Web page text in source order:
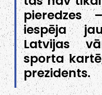
iespēja
Latvijas
sporta
prezidents.